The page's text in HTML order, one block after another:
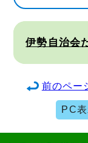
伊勢自治会
前のペー
PC